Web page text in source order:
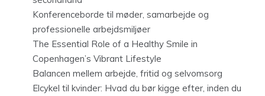
Konferenceborde til møder, samarbejde og
professionelle arbejdsmiljøer
The Essential Role of a Healthy Smile in
Copenhagen’s Vibrant Lifestyle
Balancen mellem arbejde, fritid og selvomsorg
Elcykel til kvinder: Hvad du bør kigge efter, inden du